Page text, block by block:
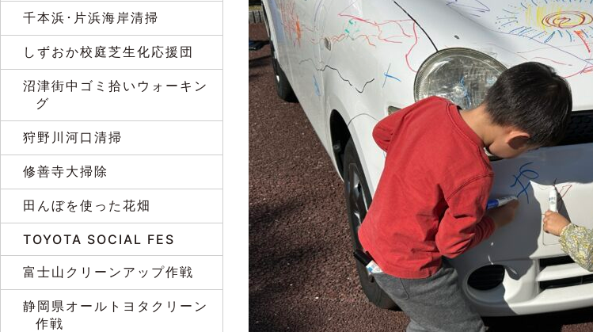
千本浜･片浜海岸清掃
しずおか校庭芝生化応援団
沼津街中ゴミ拾いウォーキン
グ
狩野川河口清掃
修善寺大掃除
田んぼを使った花畑
TOYOTA SOCIAL FES
富士山クリーンアップ作戦
静岡県オールトヨタクリーン
作戦